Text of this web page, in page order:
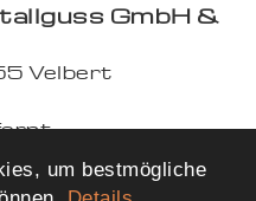
GmbH &
Velbert
um bestmögliche